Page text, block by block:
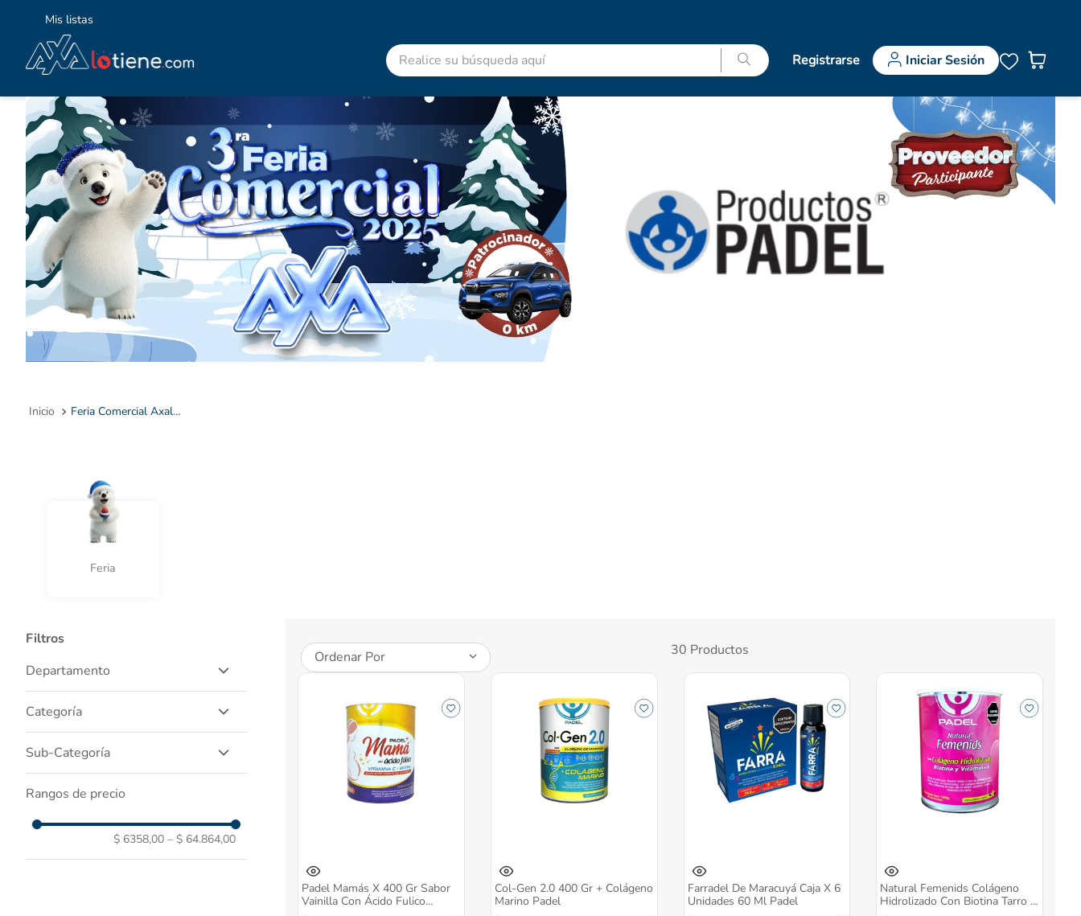
Mis listas
Realice su búsqueda aquí
Registrarse Iniciar Sesión
Feria Comercial Axalotiene Padel
Feria
Filtros
Departamento
Salud Y Medicamentos
Categoría
Medicamentos Genericos
Alimentos Infantiles Y
Complementos Nutricionales
Sub-Categoría
Recomendacion
Bebidas Y Preparaciones
Alimento Saludable
Rangos de precio
$ 6358,00 – $ 64.864,00
Ordenar Por 30 Productos
Padel Mamás X 400 Gr Sabor
Vainilla Con Ácido Fulico
Col-Gen 2.0 400 Gr + Colágeno
Marino Padel
Farradel De Maracuyá Caja X 6
Unidades 60 Ml Padel
Natural Femenids Colágeno
Hidrolizado Con Biotina Tarro X
acetaminofen
colgate
4 .
cyclofem
5.
shampoo
6.
pedialyte
7.
dolex
8.
desodorante
9.
clotrimazol